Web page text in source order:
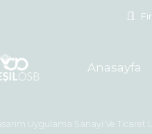
Anasayfa
Uygulama Sanayi Ve Ticaret